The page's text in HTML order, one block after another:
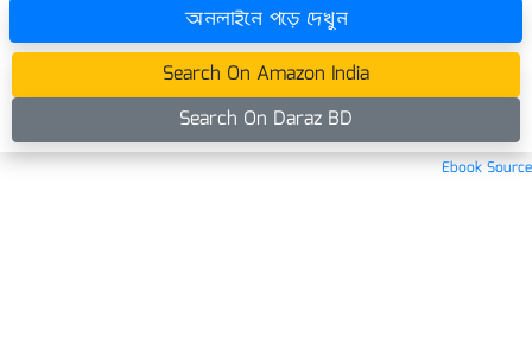
অনলাইনে পড়ে দেখুন
Search On Amazon India
Search On Daraz BD
Ebook Source